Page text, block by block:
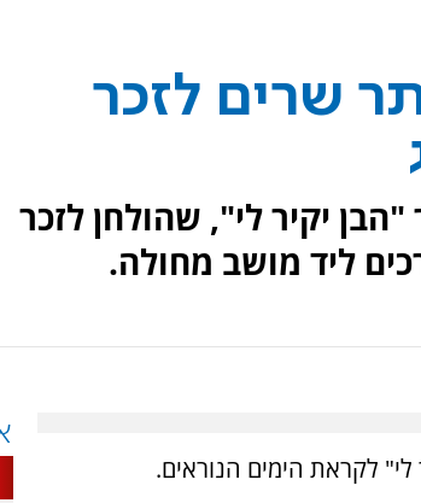
שרים לזכר
יקיר לי", שהולחן לזכר
ליד מושב מחולה.
לי" לקראת הימים הנוראים.